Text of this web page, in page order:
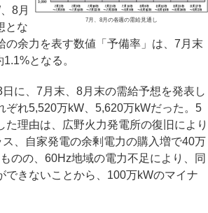
7月、8月の各週の需給見通し
8月
とな
の余力を表す数値「予備率」は、7月末
となる。
に、7月末、8月末の需給予想を発表し
ぞれ5,520万kW、5,620万kWだった。5
た理由は、広野火力発電所の復旧により
、自家発電の余剰電力の購入増で40万
のの、60Hz地域の電力不足により、同
できないことから、100万kWのマイナ